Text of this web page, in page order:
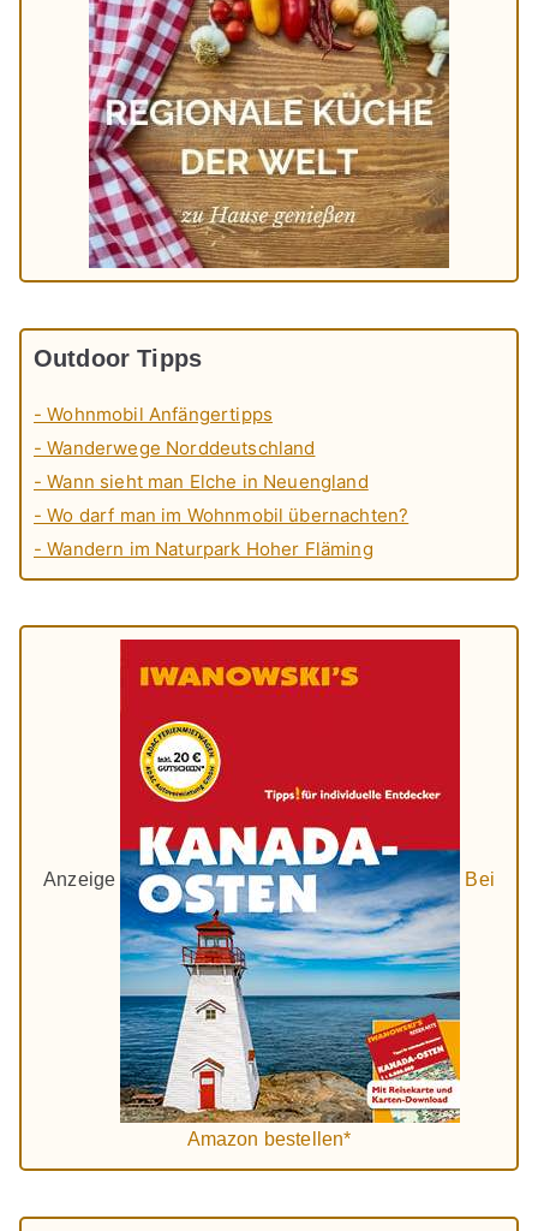
Outdoor Tipps
- Wohnmobil Anfängertipps
- Wanderwege Norddeutschland
- Wann sieht man Elche in Neuengland
- Wo darf man im Wohnmobil übernachten?
- Wandern im Naturpark Hoher Fläming
Anzeige Bei
Amazon bestellen*